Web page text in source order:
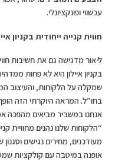
עכשווי ופונקציונלי.
חווית קנייה ייחודית בקניון
ליאור מדגישה גם את חשיבות
בקניון איילון היא לא פחות
שמקלה על הלקוחות, והעיצוב
בחו”ל. המראה היוקרתי הזה
אנחנו במשביר מביאים מהפכה
“הלקוחות שלנו נהנים מחוויית
מעודכנים, מחירים נגישים
אופנה במיטבה עם קולקציות